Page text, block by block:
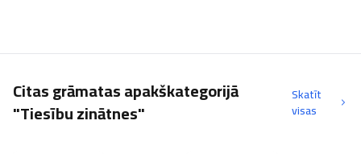
Citas grāmatas apakškategorijā
"Tiesību zinātnes"
Skatīt
visas